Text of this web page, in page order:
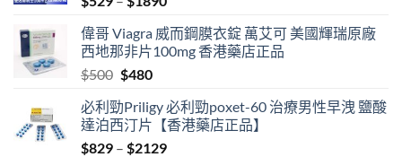
$529
through
偉哥 Viagra 威而鋼膜衣錠 萬艾可 美國輝瑞原廠
西地那非片100mg 香港藥店正品
$500 Original
was:
$500.
$480Current
is:
$480.
必利勁Priligy 必利勁poxet-60 治療男性早洩 鹽酸
達泊西汀片【香港藥店正品】
$829 – $2129Price